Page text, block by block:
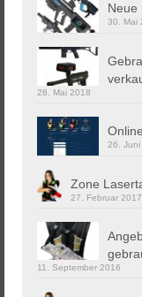
Neue
30. Mai
28. Mai 2018
26. Juni
Zone
27. Februar 2017
11. September 2016